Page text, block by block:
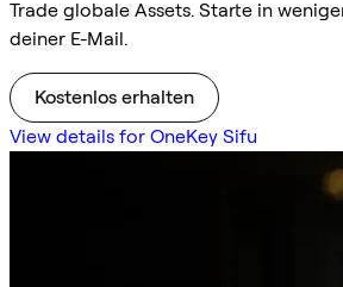
Trade globale Assets. Starte in
deiner E-Mail.
Kostenlos erhalten
View details for OneKey Sifu